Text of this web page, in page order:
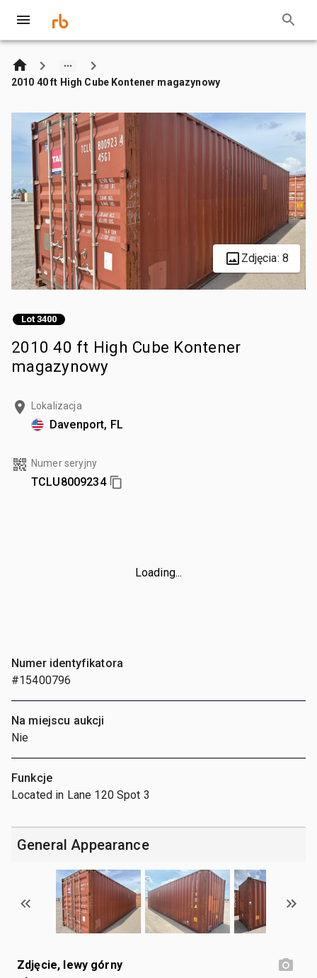
2010 40 ft High Cube Kontener magazynowy
Zdjęcia: 8
Lot 3400
2010 40 ft High Cube Kontener
magazynowy
Lokalizacja
Davenport, FL
Numer seryjny
TCLU8009234
Loading...
Numer identyfikatora
#15400796
Na miejscu aukcji
Nie
Funkcje
Located in Lane 120 Spot 3
General Appearance
Zdjęcie, lewy górny